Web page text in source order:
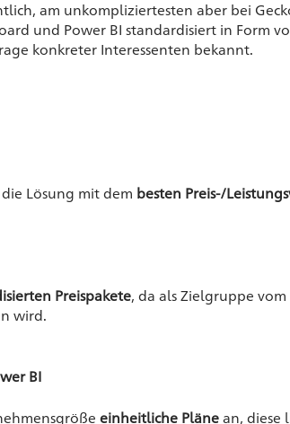
am unkompliziertesten aber bei
und Power BI standardisiert in Form
konkreter Interessenten bekannt.
Lösung mit dem besten Preis-/
Preispakete, da als Zielgruppe
wird.
BI
einheitliche Pläne an, diese